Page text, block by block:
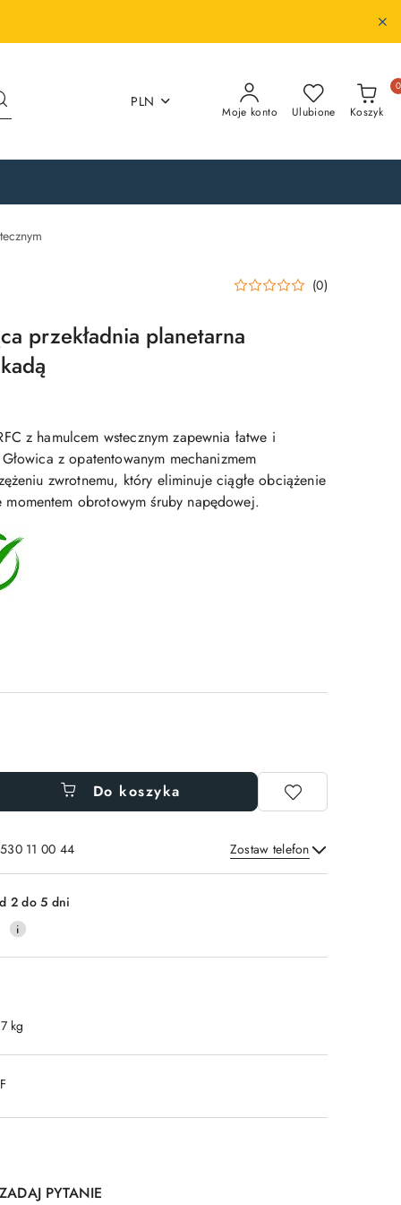
PLN
Moje konto Ulubione Koszyk
0
(0)
przekładnia planetarna
z hamulcem wstecznym zapewnia łatwe i
z opatentowanym mechanizmem
zwrotnemu, który eliminuje ciągłe obciążenie
obrotowym śruby napędowej.
Do koszyka
11 00 44 Zostaw telefon
Wyślij
2 do 5 dni
kg
ZADAJ PYTANIE